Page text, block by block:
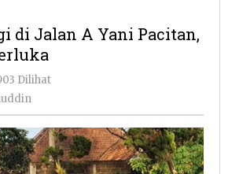
di Jalan A Yani Pacitan,
Dilihat